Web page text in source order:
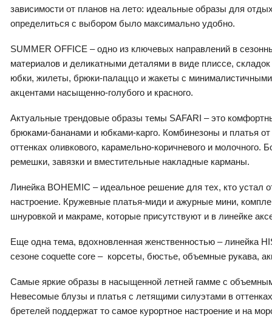
зависимости от планов на лето: идеальные образы для
определиться с выбором было максимально удобно.
SUMMER OFFICE – одно из ключевых направлений в
материалов и деликатными деталями в виде плиссе,
юбки, жилеты, брюки-палаццо и жакеты с минималистичными
акцентами насыщенно-голубого и красного.
Актуальные трендовые образы темы SAFARI – это
брюками-бананами и юбками-карго. Комбинезоны и платья
оттенках оливкового, карамельно-коричневого и
ремешки, завязки и вместительные накладные карманы.
Линейка BOHEMIC – идеальное решение для тех, кто устал
настроение. Кружевные платья-миди и ажурные мини,
шнуровкой и макраме, которые присутствуют и в линейке
Еще одна тема, вдохновленная женственностью – линейка
сезоне coquette core – корсеты, бюстье, объемные рукава,
Самые яркие образы в насыщенной летней гамме c
Невесомые блузы и платья с летящими силуэтами в
бретелей поддержат то самое курортное настроение и на